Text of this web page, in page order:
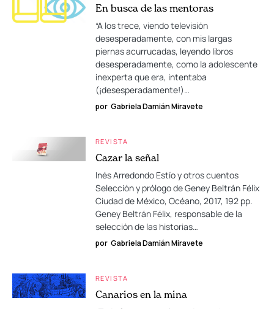
En busca de las mentoras
“A los trece, viendo televisión
desesperadamente, con mis largas
piernas acurrucadas, leyendo libros
desesperadamente, como la adolescente
inexperta que era, intentaba
(¡desesperadamente!)…
por Gabriela Damián Miravete
REVISTA
Cazar la señal
Inés Arredondo Estío y otros cuentos
Selección y prólogo de Geney Beltrán Félix
Ciudad de México, Océano, 2017, 192 pp.
Geney Beltrán Félix, responsable de la
selección de las historias…
por Gabriela Damián Miravete
REVISTA
Canarios en la mina